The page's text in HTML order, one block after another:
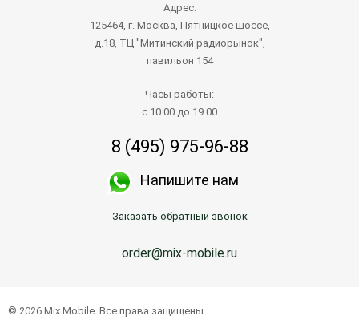
Адрес:
125464, г. Москва, Пятницкое шоссе,
д.18, ТЦ "Митинский радиорынок",
павильон 154
Часы работы:
с 10.00 до 19.00
8 (495) 975-96-88
Напишите нам
Заказать обратный звонок
order@mix-mobile.ru
© 2026 Mix Mobile. Все права защищены.